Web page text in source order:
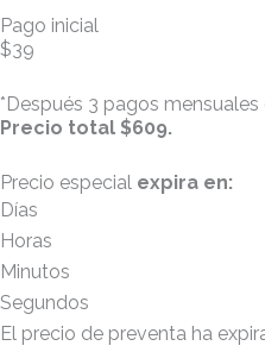
Pago inicial
$39
*Después 3 pagos mensuales
Precio total $609.
Precio especial expira en:
Días
Horas
Minutos
Segundos
El precio de preventa ha